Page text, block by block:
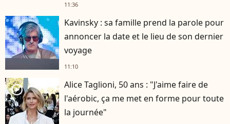
11:36
Kavinsky : sa famille prend la parole pour
annoncer la date et le lieu de son dernier
voyage
11:10
player2
Alice Taglioni, 50 ans : "J'aime faire de
l'aérobic, ça me met en forme pour toute
la journée"